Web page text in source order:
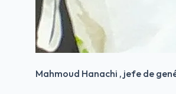
Mahmoud Hanachi , jefe de